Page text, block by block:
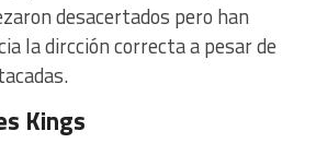
desacertados pero han
la dircción correcta a pesar de
Kings